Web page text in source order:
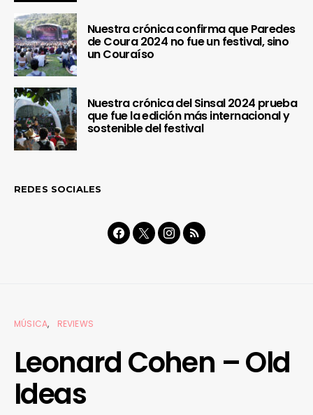
Nuestra crónica confirma que Paredes
de Coura 2024 no fue un festival, sino
un Couraíso
Nuestra crónica del Sinsal 2024 prueba
que fue la edición más internacional y
sostenible del festival
REDES SOCIALES
MÚSICA REVIEWS
Leonard Cohen – Old
Ideas